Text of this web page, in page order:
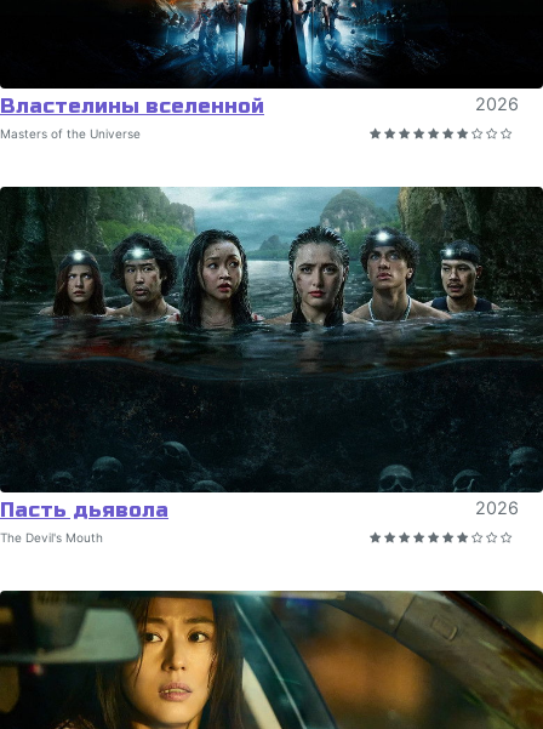
Властелины вселенной 2026
Masters of the Universe
Пасть дьявола 2026
The Devil's Mouth